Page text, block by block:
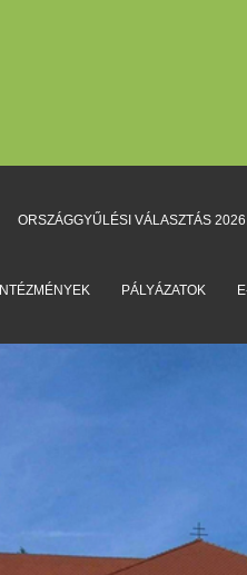
ORSZÁGGYŰLÉSI VÁLASZTÁS
INTÉZMÉNYEK PÁLYÁZATOK